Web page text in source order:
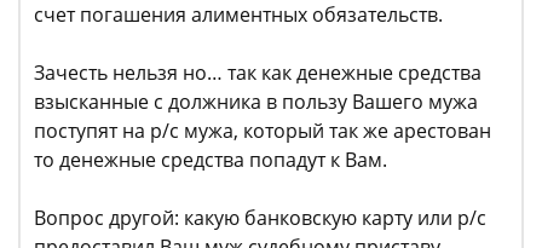
счет погашения алиментных обязательств.
Зачесть нельзя но… так как денежные средства
взысканные с должника в пользу Вашего мужа
поступят на р/с мужа, который так же арестован
то денежные средства попадут к Вам.
Вопрос другой: какую банковскую карту или р/с